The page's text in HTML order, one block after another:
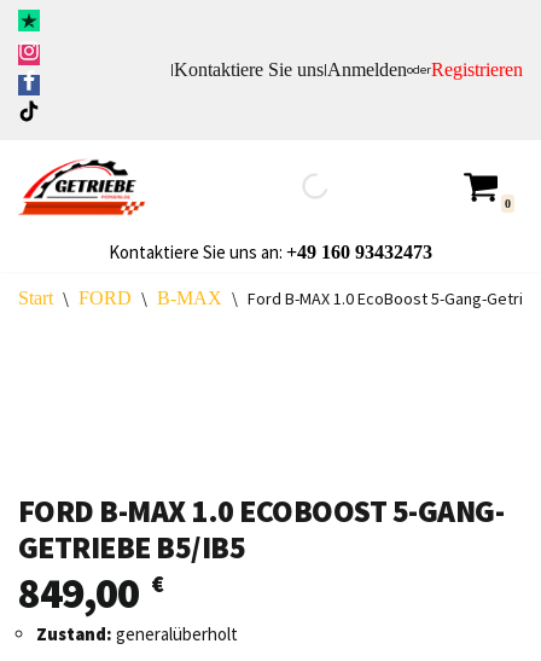
Zum
Inhalt
springen
|Kontaktiere Sie uns|AnmeldenoderRegistrieren
0
Kontaktiere Sie uns an: +49 160 93432473
Start \ FORD \ B-MAX \ Ford B-MAX 1.0 EcoBoost 5-Gang-
FORD B-MAX 1.0 ECOBOOST 5-GANG-
GETRIEBE B5/IB5
849,00 €
Zustand: generalüberholt